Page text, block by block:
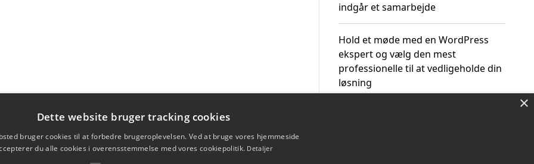
indgår et samarbejde
Hold et møde med en WordPress
ekspert og vælg den mest
professionelle til at vedligeholde din
løsning
×
Dette website bruger tracking cookies
bruger cookies til at forbedre brugeroplevelsen. Ved at bruge vores hjemmeside
du alle cookies i overensstemmelse med vores cookiepolitik. Detaljer